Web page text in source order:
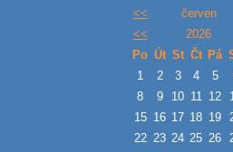
<< červen
<<
2026
Po Út St Čt Pá
1
2 3 4 5
8
9 10 11 12
15 16 17 18 19
22 23 24 25 26